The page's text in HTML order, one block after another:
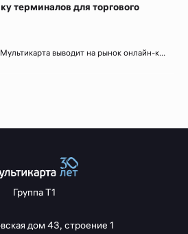
терминалов для торгового
выводит на рынок онлайн-к...
Группа Т1
дом 43, строение 1